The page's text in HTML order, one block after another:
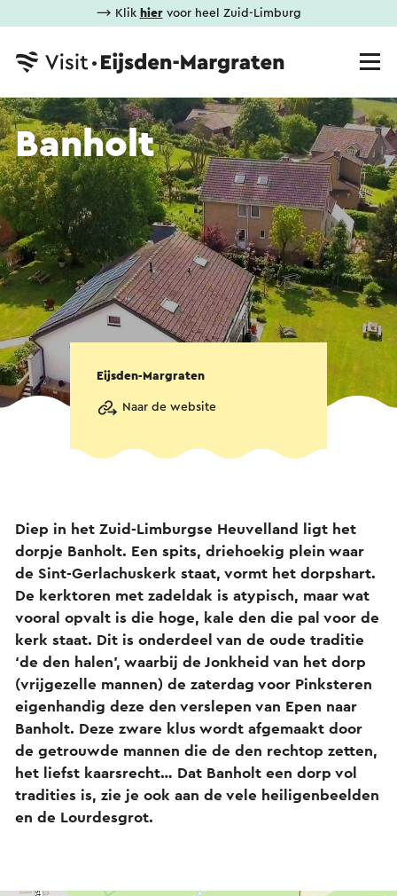
⟶ Klik hiervoor heel Zuid-Limburg
Banholt
Eijsden-Margraten
Naar de website
Diep in het Zuid-Limburgse Heuvelland ligt het
dorpje Banholt. Een spits, driehoekig plein waar
de Sint-Gerlachuskerk staat, vormt het dorpshart.
De kerktoren met zadeldak is atypisch, maar wat
vooral opvalt is die hoge, kale den die pal voor de
kerk staat. Dit is onderdeel van de oude traditie
‘de den halen’, waarbij de Jonkheid van het dorp
(vrijgezelle mannen) de zaterdag voor Pinksteren
eigenhandig deze den verslepen van Epen naar
Banholt. Deze zware klus wordt afgemaakt door
de getrouwde mannen die de den rechtop zetten,
het liefst kaarsrecht… Dat Banholt een dorp vol
tradities is, zie je ook aan de vele heiligenbeelden
en de Lourdesgrot.